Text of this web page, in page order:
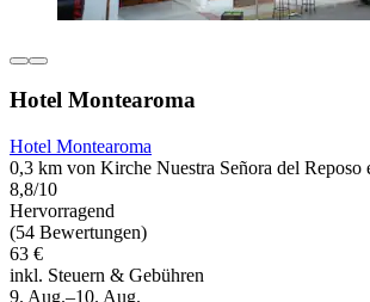
Hotel Montearoma
Hotel Montearoma
0,3 km von Kirche Nuestra Señora del Reposo
8,8/10
Hervorragend
(54 Bewertungen)
63 €
inkl. Steuern & Gebühren
9. Aug.–10. Aug.